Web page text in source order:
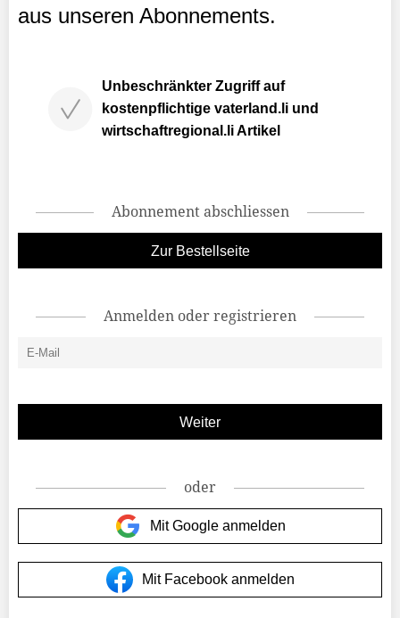
aus unseren Abonnements.
Unbeschränkter Zugriff auf
kostenpflichtige vaterland.li und
wirtschaftregional.li Artikel
Abonnement abschliessen
Zur Bestellseite
Anmelden oder registrieren
oder
Mit Google anmelden
Mit Facebook anmelden